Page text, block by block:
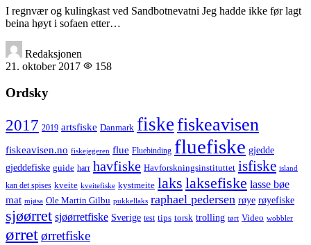
I regnvær og kulingkast ved Sandbotnevatni Jeg hadde ikke før lagt
beina høyt i sofaen etter…
Redaksjonen
21. oktober 2017
158
Ordsky
2017 2019 artsfiske Danmark fiskefiskeavisen
fiskeavisen.no fiskejegeren flue Fluebinding fluefiske gjedde
gjeddefiske guide harr havfiske Havforskningsinstituttet isfiske island
kan det spises kveite kveitefiske kystmeite laks laksefiske lasse bøe
mat mjøsa Ole Martin Gilbu pukkellaks raphael pedersen røye røyefiske
sjøørret sjøørretfiske Sverige test tips torsk trolling tørt Video wobbler
ørretørretfiske